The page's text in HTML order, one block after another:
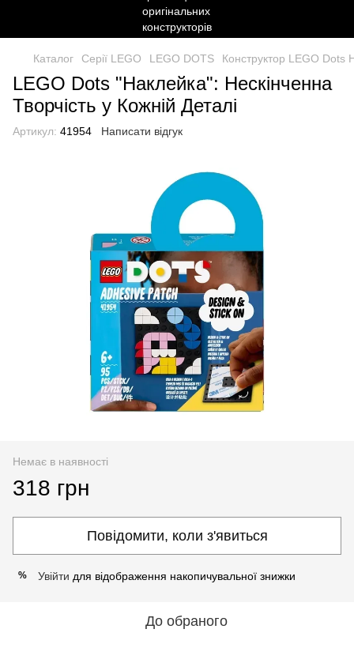
Каталог Серії LEGO LEGO DOTS Конструктор LEGO Dots
LEGO Dots "Наклейка": Нескінченна
Творчість у Кожній Деталі
Артикул: 41954 Написати відгук
Немає в наявності
318 грн
Повідомити, коли з'явиться
% Увійти для відображення накопичувальної знижки
До обраного